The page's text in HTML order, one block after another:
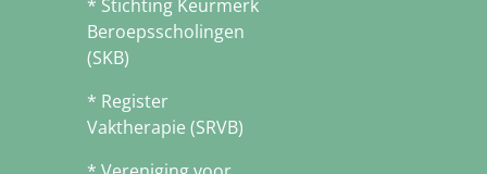
* Stichting Keurmerk
Beroepsscholingen
(SKB)
* Register
Vaktherapie (SRVB)